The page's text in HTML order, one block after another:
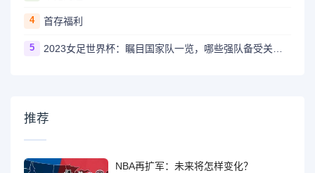
4 首存福利
5
推荐
NBA再扩军：未来将怎样变化？